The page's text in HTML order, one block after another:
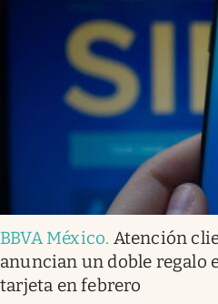
Espiritualidad
BBVA México. Atención
anuncian un doble regalo
tarjeta en febrero